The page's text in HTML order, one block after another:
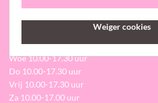
kleding.
Openingstijden winkel:
Di 12.30 - 17.30 uur
Woe 10.00-17.30 uur
Do 10.00-17.30 uur
Vrij 10.00-17.30 uur
Za 10.00-17.00 uur
Weiger cookies